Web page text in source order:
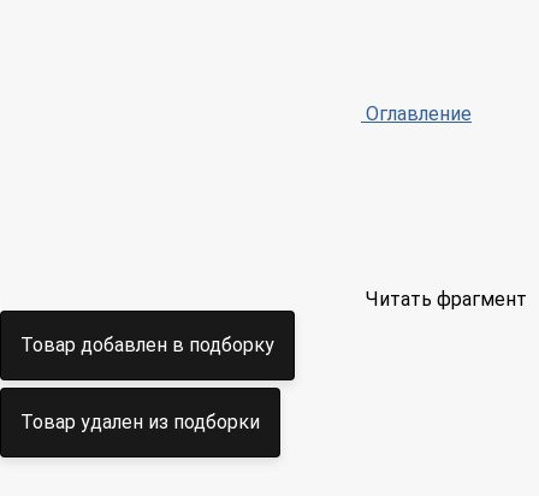
Оглавление
Читать фрагмент
Товар добавлен в подборку
Товар удален из подборки